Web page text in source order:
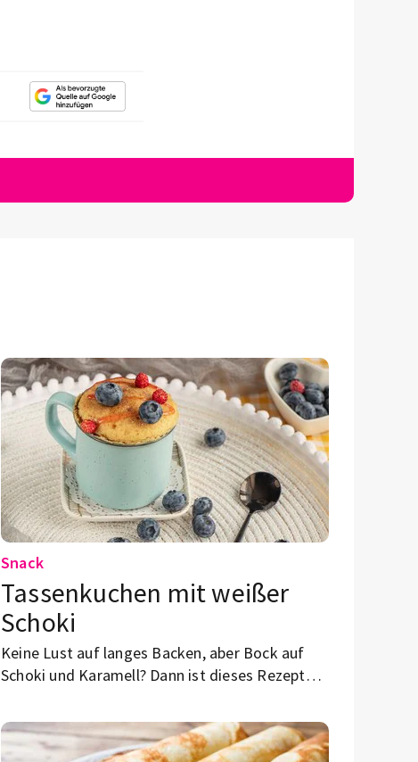
Snack
Tassenkuchen mit weißer
Schoki
Keine Lust auf langes Backen, aber Bock auf
Schoki und Karamell? Dann ist dieses Rezept
wenigen Minuten direkt in einer Tasse
gezaubert.